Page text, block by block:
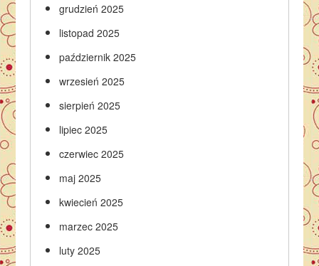
grudzień 2025
listopad 2025
październik 2025
wrzesień 2025
sierpień 2025
lipiec 2025
czerwiec 2025
maj 2025
kwiecień 2025
marzec 2025
luty 2025